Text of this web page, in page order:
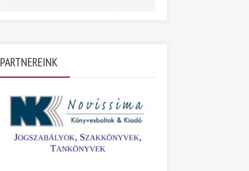
PARTNEREINK